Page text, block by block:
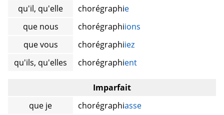
qu'il, qu'elle
chorégraphie
que nous
chorégraphiions
que vous
chorégraphiiez
qu'ils, qu'elles
chorégraphient
Imparfait
que je
chorégraphiasse